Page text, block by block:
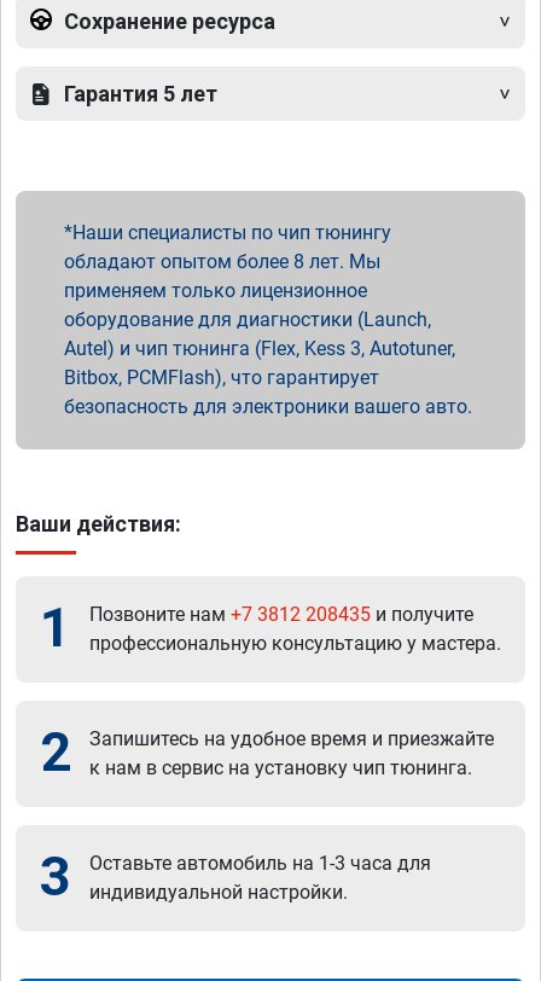
Сохранение ресурса
Гарантия 5 лет
Наши специалисты по чип тюнингу
обладают опытом более 8 лет. Мы
применяем только лицензионное
оборудование для диагностики (Launch,
Autel) и чип тюнинга (Flex, Kess 3, Autotuner,
Bitbox, PCMFlash), что гарантирует
безопасность для электроники вашего авто.
Ваши действия:
1 Позвоните нам +7 3812 208435 и получите
профессиональную консультацию у мастера.
2
Запишитесь на удобное время и приезжайте
к нам в сервис на установку чип тюнинга.
3
Оставьте автомобиль на 1-3 часа для
индивидуальной настройки.